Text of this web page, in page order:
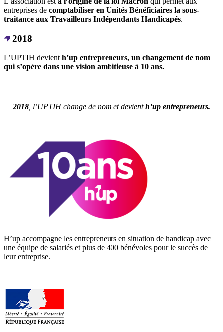
entreprises de comptabiliser en Unités Bénéficiaires la sous-
traitance aux Travailleurs Indépendants Handicapés.
2018
L’UPTIH devienth’up entrepreneurs, un changement de nom
qui s’opère dans une vision ambitieuse à 10 ans.
2018, l’UPTIH change de nom et devienth’up entrepreneurs.
H’up accompagne​​ les entrepreneurs en situation de handicap avec
une équipe de salariés et plus de 400 bénévoles pour le succès de
leur entreprise.